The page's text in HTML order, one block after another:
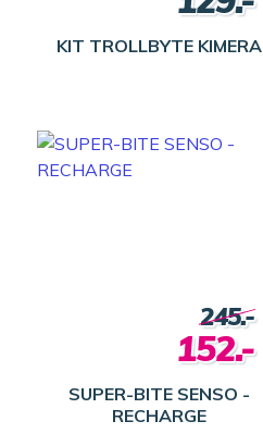
KIT TROLLBYTE KIMERA
SUPER-BITE SENSO -
RECHARGE
245.-
152.-